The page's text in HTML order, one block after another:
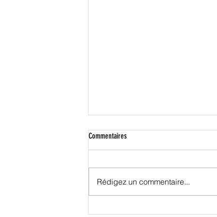
Q*bert arrive sur GX4000
Commentaires
Rédigez un commentaire...